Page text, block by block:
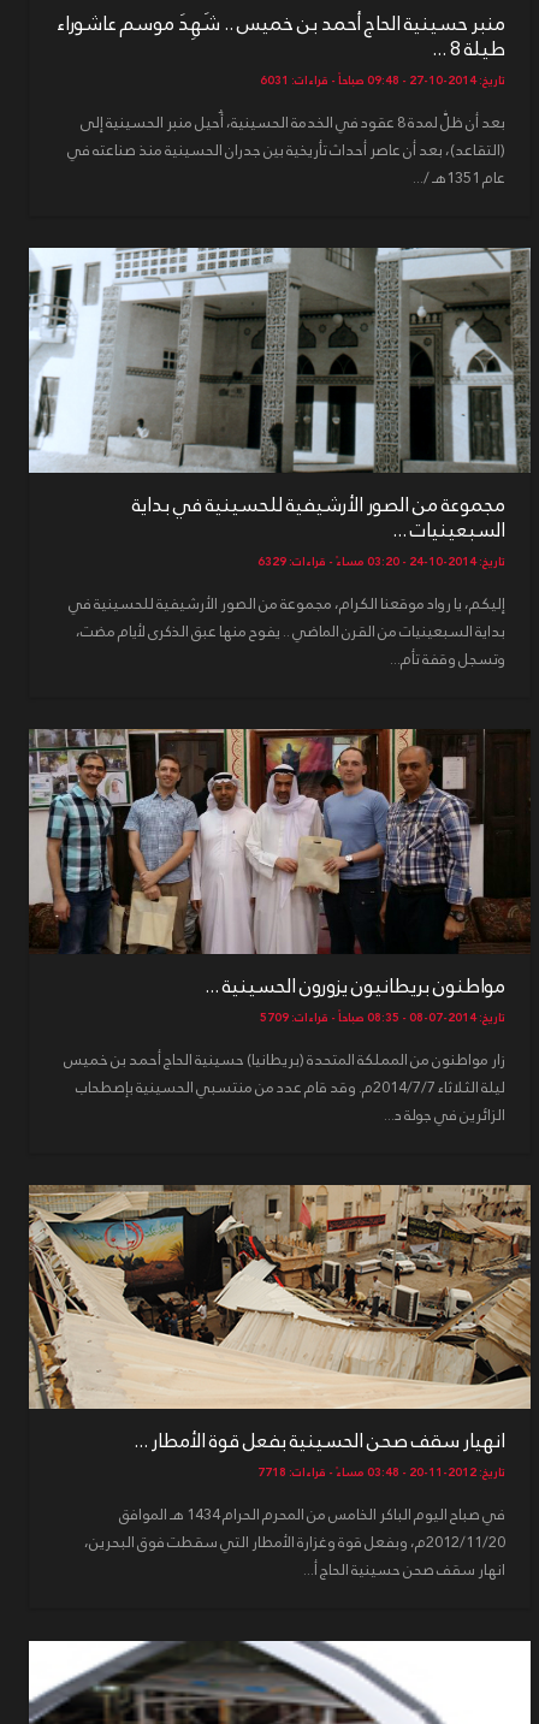
منبر حسينية الحاج أحمد بن خميس .. شَهِدَ موسم عاشوراء
طيلة 8 ...
تاريخ: 2014-10-27 - 09:48 صباحاً - قراءات: 6031
بعد أن ظلَّ لمدة 8 عقود في الخدمة الحسينية، أُحيل منبر الحسينية إلى
(التقاعد)، بعد أن عاصر أحداث تأريخية بين جدران الحسينية منذ صناعته في
عام 1351هـ /...
مجموعة من الصور الأرشيفية للحسينية في بداية
السبعينيات ...
تاريخ: 2014-10-24 - 03:20 مساءً - قراءات: 6329
إليكم، يا رواد موقعنا الكرام، مجموعة من الصور الأرشيفية للحسينية في
بداية السبعينيات من القرن الماضي .. يفوح منها عبق الذكرى لأيام مضت،
وتسجل وقفة تأم...
مواطنون بريطانيون يزورون الحسينية ...
تاريخ: 2014-07-08 - 08:35 صباحاً - قراءات: 5709
زار مواطنون من المملكة المتحدة (بريطانيا) حسينية الحاج أحمد بن خميس
ليلة الثلاثاء 2014/7/7م. وقد قام عدد من منتسبي الحسينية بإصطحاب
الزائرين في جولة د...
انهيار سقف صحن الحسينية بفعل قوة الأمطار ...
تاريخ: 2012-11-20 - 03:48 مساءً - قراءات: 7718
في صباح اليوم الباكر الخامس من المحرم الحرام 1434 هـ الموافق
2012/11/20م، وبفعل قوة وغزارة الأمطار التي سقطت فوق البحرين،
انهار سقف صحن حسينية الحاج أ...